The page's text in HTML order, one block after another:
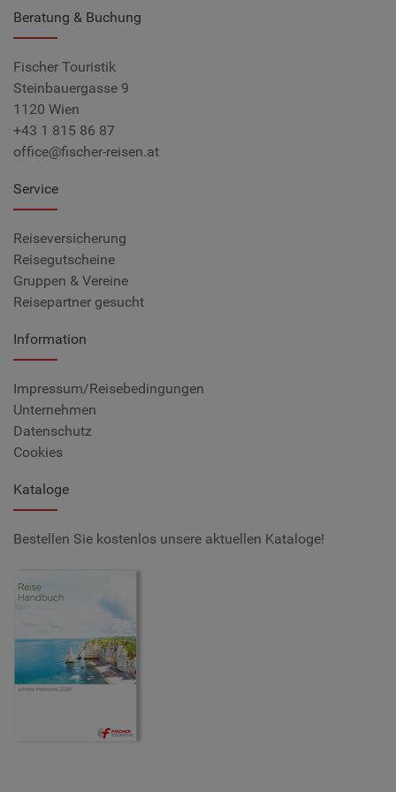
Beratung & Buchung
Fischer Touristik
Steinbauergasse 9
1120 Wien
+43 1 815 86 87
office@fischer-reisen.at
Service
Reiseversicherung
Reisegutscheine
Gruppen & Vereine
Reisepartner gesucht
Information
Impressum/Reisebedingungen
Unternehmen
Datenschutz
Cookies
Kataloge
Bestellen Sie kostenlos unsere aktuellen Kataloge!